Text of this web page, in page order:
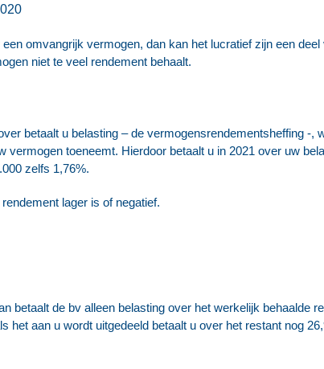
omvangrijk vermogen, dan kan het lucratief zijn een
niet te veel rendement behaalt.
betaalt u belasting – de vermogensrendementsheffing -,
vermogen toeneemt. Hierdoor betaalt u in 2021 over uw
zelfs 1,76%.
lager is of negatief.
betaalt de bv alleen belasting over het werkelijk behaalde
het aan u wordt uitgedeeld betaalt u over het restant nog